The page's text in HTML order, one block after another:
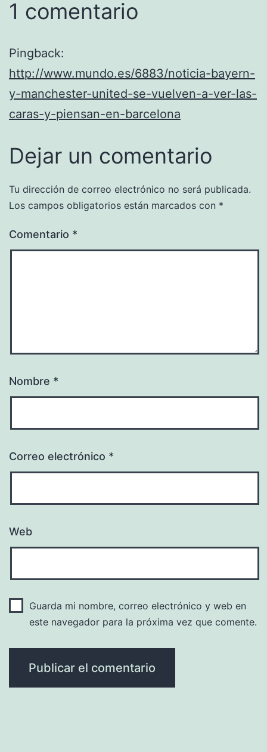
1 comentario
Pingback:
http://www.mundo.es/6883/noticia-bayern-
y-manchester-united-se-vuelven-a-ver-las-
caras-y-piensan-en-barcelona
Dejar un comentario
Tu dirección de correo electrónico no será publicada.
Los campos obligatorios están marcados con *
Comentario *
Nombre *
Correo electrónico *
Web
Guarda mi nombre, correo electrónico y web en
este navegador para la próxima vez que comente.